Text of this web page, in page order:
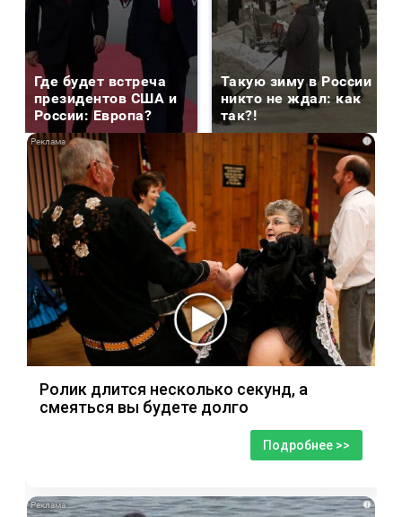
Где будет встреча
президентов США и
России: Европа?
Такую зиму в России
никто не ждал: как
так?!
i
Ролик длится несколько секунд, а
смеяться вы будете долго
Подробнее >>
i